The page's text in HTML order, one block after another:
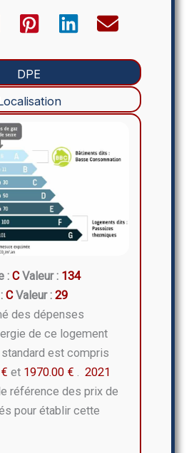
DPE
:CValeur : 134
:CValeur :29
des dépenses
de ce logement
standard est compris
et 1970.00 €
2021
référence des prix de
pour établir cette